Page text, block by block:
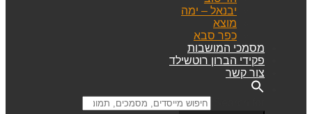
יבנאל – ימה
מוצא
כפר סבא
מסמכי המושבות
פקידי הברון רוטשילד
צור קשר